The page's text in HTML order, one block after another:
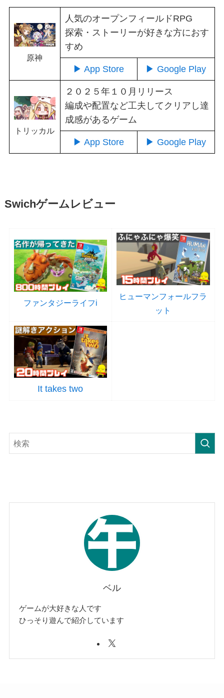
原神
人気のオープンフィールドRPG
探索・ストーリーが好きな方におす
すめ
▶ App Store ▶ Google Play
トリッカル
２０２５年１０月リリース
編成や配置など工夫してクリアし達
成感があるゲーム
▶ App Store ▶ Google Play
Swichゲームレビュー
ファンタジーライフi
ヒューマンフォールフラ
ット
It takes two
ベル
ゲームが大好きな人です
ひっそり遊んで紹介しています